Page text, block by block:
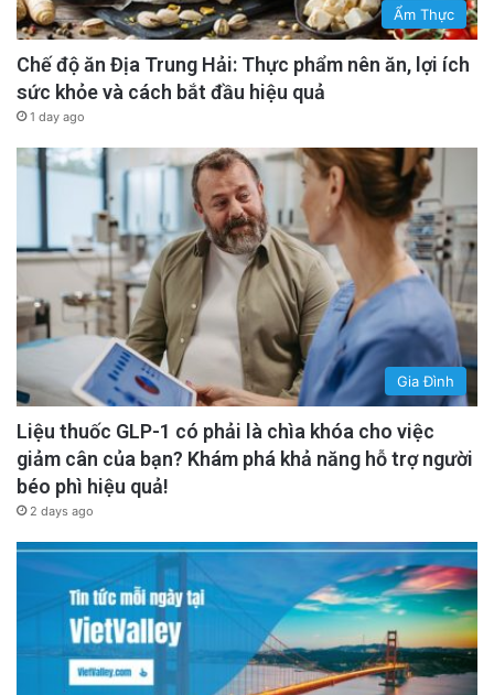
Ẩm Thực
Chế độ ăn Địa Trung Hải: Thực phẩm nên ăn, lợi ích
sức khỏe và cách bắt đầu hiệu quả
1 day ago
Gia Đình
Liệu thuốc GLP-1 có phải là chìa khóa cho việc
giảm cân của bạn? Khám phá khả năng hỗ trợ người
béo phì hiệu quả!
2 days ago